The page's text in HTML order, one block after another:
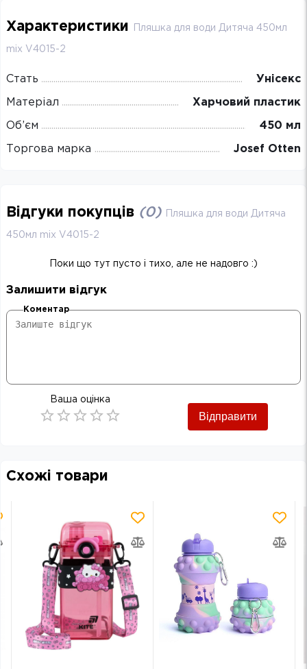
Характеристики Пляшка для води Дитяча 450мл
mix V4015-2
Стать Унісекс
Матеріал Харчовий пластик
Об’єм 450 мл
Торгова марка Josef Otten
Відгуки покупців (0) Пляшка для води Дитяча
450мл mix V4015-2
Поки що тут пусто і тихо, але не надовго :)
Залишити відгук
Коментар
Ваша оцінка
Відправити
Схожі товари